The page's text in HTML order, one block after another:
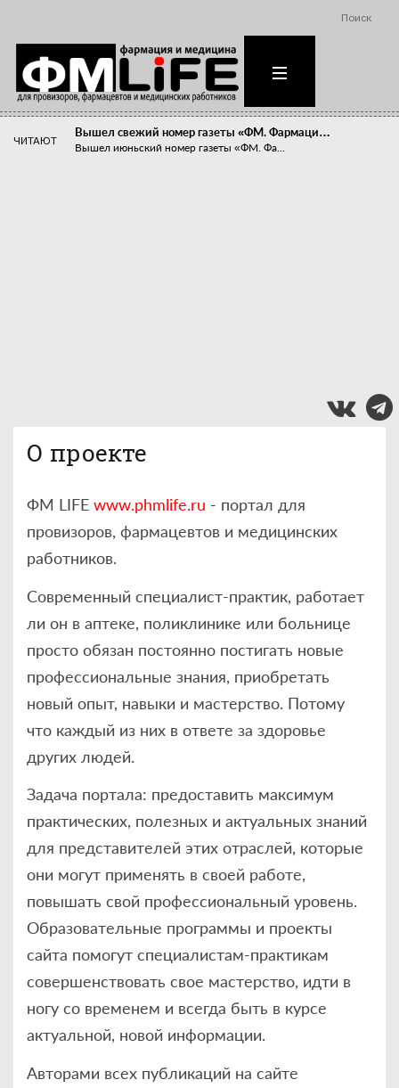
Поиск
ЧИТАЮТ
Вышел свежий номер газеты «ФМ. Фармаци…
Вышел июньский номер газеты «ФМ. Фа...
О проекте
ФМ LIFE www.phmlife.ru - портал для
провизоров, фармацевтов и медицинских
работников.
Современный специалист-практик, работает
ли он в аптеке, поликлинике или больнице
просто обязан постоянно постигать новые
профессиональные знания, приобретать
новый опыт, навыки и мастерство. Потому
что каждый из них в ответе за здоровье
других людей.
Задача портала: предоставить максимум
практических, полезных и актуальных знаний
для представителей этих отраслей, которые
они могут применять в своей работе,
повышать свой профессиональный уровень.
Образовательные программы и проекты
сайта помогут специалистам-практикам
совершенствовать свое мастерство, идти в
ногу со временем и всегда быть в курсе
актуальной, новой информации.
Авторами всех публикаций на сайте